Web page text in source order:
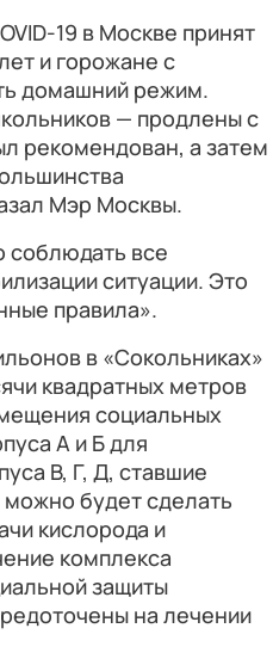
19 в Москве принят
и горожане с
домашний режим.
— продлены с
рекомендован, а затем
Мэр Москвы.
соблюдать все
ситуации. Это
правила».
в «Сокольниках»
квадратных метров
социальных
А и Б для
В, Г, Д, ставшие
будет сделать
кислорода и
комплекса
защиты
на лечении